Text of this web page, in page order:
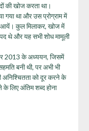
की खोज करता था।
गया था और उस प्रोग्राम में
आयें। कुल मिलाकर, खोज में
थे और यह सभी शोध मामूली
2013 के अध्ययन, जिसमें
बनी थी, पर अभी भी
अनिश्चितता को दूर करने के
के लिए अंतिम शब्द होना